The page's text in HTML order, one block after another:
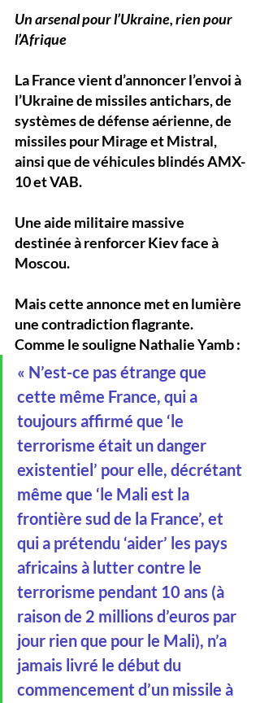
Un arsenal pour l’Ukraine, rien pour
l’Afrique
La France vient d’annoncer l’envoi à
l’Ukraine de missiles antichars, de
systèmes de défense aérienne, de
missiles pour Mirage et Mistral,
ainsi que de véhicules blindés AMX-
10 et VAB.
Une aide militaire massive
destinée à renforcer Kiev face à
Moscou.
Mais cette annonce met en lumière
une contradiction flagrante.
Comme le souligne Nathalie Yamb :
« N’est-ce pas étrange que
cette même France, qui a
toujours affirmé que ‘le
terrorisme était un danger
existentiel’ pour elle, décrétant
même que ‘le Mali est la
frontière sud de la France’, et
qui a prétendu ‘aider’ les pays
africains à lutter contre le
terrorisme pendant 10 ans (à
raison de 2 millions d’euros par
jour rien que pour le Mali), n’a
jamais livré le début du
commencement d’un missile à